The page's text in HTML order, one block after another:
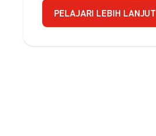
PELAJARI LEBIH LANJUT